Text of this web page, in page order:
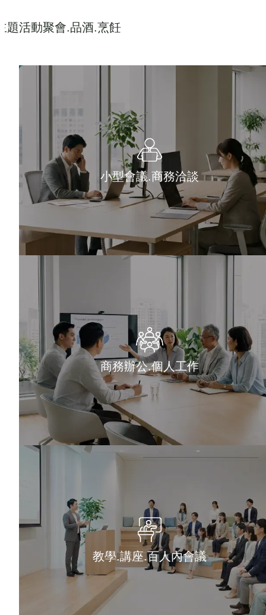
題活動聚會.品酒.烹飪
小型會議.商務洽談
商務辦公.個人工作
教學.講座.百人內會議